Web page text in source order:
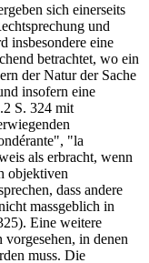
sich einerseits
und
insbesondere eine
betrachtet, wo ein
der Natur der Sache
insofern eine
S. 324 mit
"la
als erbracht, wenn
objektiven
dass andere
massgeblich in
Eine weitere
in denen
muss. Die